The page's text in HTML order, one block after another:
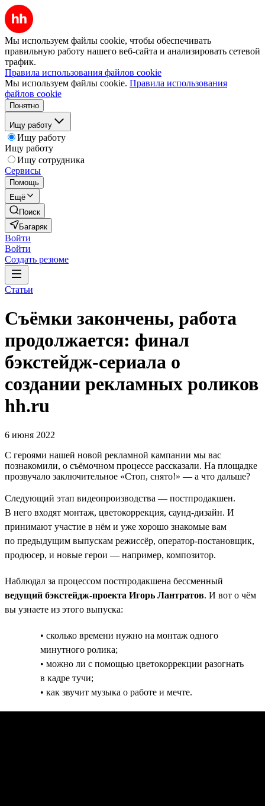
Мы используем файлы cookie, чтобы обеспечивать
правильную работу нашего веб-сайта и анализировать сетевой
трафик.
Правила использования файлов cookie
Мы используем файлы cookie. Правила использования
файлов cookie
Понятно
Ищу работу
Ищу работу
Ищу работу
Ищу сотрудника
Сервисы
Помощь
Ещё
Поиск
Багаряк
Войти
Войти
Создать резюме
Статьи
Съёмки закончены, работа
продолжается: финал
бэкстейдж-сериала о
создании рекламных роликов
hh.ru
6 июня 2022
С героями нашей новой рекламной кампании мы вас
познакомили, о съёмочном процессе рассказали. На площадке
прозвучало заключительное «Стоп, снято!» — а что дальше?
Следующий этап видеопроизводства — постпродакшен.
В него входят монтаж, цветокоррекция, саунд-дизайн. И
принимают участие в нём и уже хорошо знакомые вам
по предыдущим выпускам режиссёр, оператор-постановщик,
продюсер, и новые герои — например, композитор.
Наблюдал за процессом постпродакшена бессменный
ведущий бэкстейдж-проекта Игорь Лантратов. И вот о чём
вы узнаете из этого выпуска:
• сколько времени нужно на монтаж одного
минутного ролика;
• можно ли с помощью цветокоррекции разогнать
в кадре тучи;
• как звучит музыка о работе и мечте.